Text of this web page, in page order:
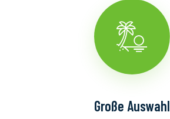
Große Auswahl